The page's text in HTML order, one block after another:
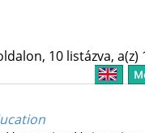
10 listázva,